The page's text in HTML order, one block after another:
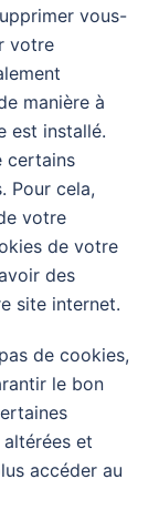
vous-
votre
manière à
est installé.
certains
Pour cela,
votre
de votre
des
site internet.
de cookies,
le bon
et
accéder au